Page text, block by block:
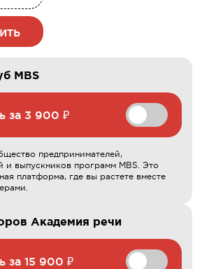
MBS
за 3 900 ₽
предпринимателей,
и выпускников программ MBS. Это
платформа, где вы растете вместе
Академия речи
за 15 900 ₽